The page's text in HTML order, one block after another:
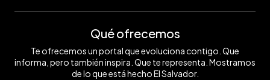
Qué ofrecemos
Te ofrecemos un portal que evoluciona contigo. Que
informa, pero también inspira. Que te representa. Mostramos
de lo que está hecho El Salvador.